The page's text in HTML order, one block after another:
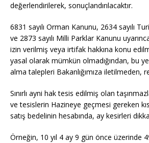
değerlendirilerek, sonuçlandırılacaktır.
6831 sayılı Orman Kanunu, 2634 sayılı
ve 2873 sayılı Milli Parklar Kanunu
izin verilmiş veya irtifak hakkına konu
yasal olarak mümkün olmadığından, bu
alma talepleri Bakanlığımıza iletilmeden,
Sınırlı ayni hak tesis edilmiş olan
ve tesislerin Hazineye geçmesi gereken
satış bedelinin hesabında, ay kesirleri
Örneğin, 10 yıl 4 ay 9 gün önce üzerinde